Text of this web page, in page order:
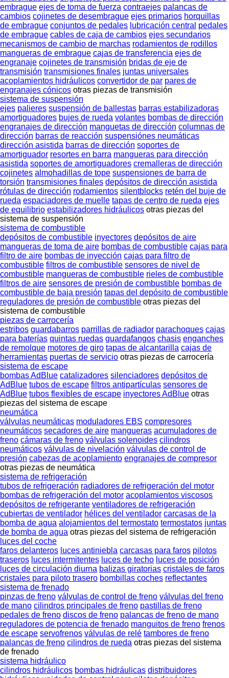
embrague ejes de toma de fuerza contraejes palancas de
cambios cojinetes de desembrague ejes primarios horquillas
de embrague conjuntos de pedales lubricación central pedales
de embrague cables de caja de cambios ejes secundarios
mecanismos de cambio de marchas rodamientos de rodillos
mangueras de embrague cajas de transferencia ejes de
engranaje cojinetes de transmisión bridas de eje de
transmisión transmisiones finales juntas universales
acoplamientos hidráulicos convertidor de par pares de
engranajes cónicos otras piezas de transmisión
sistema de suspensión
ejes palieres suspensión de ballestas barras estabilizadoras
amortiguadores bujes de rueda volantes bombas de dirección
engranajes de dirección manguetas de dirección columnas de
dirección barras de reacción suspensiónes neumáticas
dirección asistida barras de dirección soportes de
amortiguador resortes en barra mangueras para dirección
asistida soportes de amortiguadores cremalleras de dirección
cojinetes almohadillas de tope suspensiones de barra de
torsión transmisiones finales depósitos de dirección asistida
rótulas de dirección rodamientos silentblocks retén del buje de
rueda espaciadores de muelle tapas de centro de rueda ejes
de equilibrio estabilizadores hidráulicos otras piezas del
sistema de suspensión
sistema de combustible
depósitos de combustible inyectores depósitos de aire
mangueras de toma de aire bombas de combustible cajas para
filtro de aire bombas de inyección cajas para filtro de
combustible filtros de combustible sensores de nivel de
combustible mangueras de combustible rieles de combustible
filtros de aire sensores de presión de combustible bombas de
combustible de baja presión tapas del depósito de combustible
reguladores de presión de combustible otras piezas del
sistema de combustible
piezas de carrocería
estribos guardabarros parrillas de radiador parachoques cajas
para baterías quintas ruedas guardafangos chasis enganches
de remolque motores de giro tapas de alcantarilla cajas de
herramientas puertas de servicio otras piezas de carrocería
sistema de escape
bombas AdBlue catalizadores silenciadores depósitos de
AdBlue tubos de escape filtros antipartículas sensores de
AdBlue tubos flexibles de escape inyectores AdBlue otras
piezas del sistema de escape
neumática
válvulas neumáticas moduladores EBS compresores
neumáticos secadores de aire mangueras acumuladores de
freno cámaras de freno válvulas solenoides cilindros
neumáticos válvulas de nivelación válvulas de control de
presión cabezas de acoplamiento engranajes de compresor
otras piezas de neumática
sistema de refrigeración
tubos de refrigeración radiadores de refrigeración del motor
bombas de refrigeración del motor acoplamientos viscosos
depósitos de refrigerante ventiladores de refrigeración
cubiertas de ventilador hélices del ventilador carcasas de la
bomba de agua alojamientos del termostato termostatos juntas
de bomba de agua otras piezas del sistema de refrigeración
luces del coche
faros delanteros luces antiniebla carcasas para faros pilotos
traseros luces intermitentes luces de techo luces de posición
luces de circulación diurna balizas giratorias cristales de faros
cristales para piloto trasero bombillas coches reflectantes
sistema de frenado
pinzas de freno válvulas de control de freno válvulas del freno
de mano cilindros principales de freno pastillas de freno
pedales de freno discos de freno palancas de freno de mano
reguladores de potencia de frenado manguitos de freno frenos
de escape servofrenos válvulas de relé tambores de freno
palancas de freno cilindros de rueda otras piezas del sistema
de frenado
sistema hidráulico
cilindros hidráulicos bombas hidráulicas distribuidores